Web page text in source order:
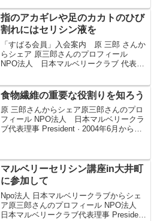
指のアカギレや足のカカトのひび
割れにはセリシン液を
「すばる会員」入会案内 原 三郎 さんか
らシェア 原三郎さんのプロフィール
NPO法人 日本マルベリークラブ 代表理
方法の研究、それらの効果の普及...
食物繊維の重要な役割りを知ろう
原 三郎さんからシェア原三郎さんのプロ
フィール NPO法人 日本マルベリークラ
ブ代表理事 President · 2004年6月から現
マルベリーセリシン講座in大井町
に参加して
Npo法人 日本マルベリークラブからシェ
ア原三郎さんのプロフィール NPO法人
日本マルベリークラブ代表理事 President